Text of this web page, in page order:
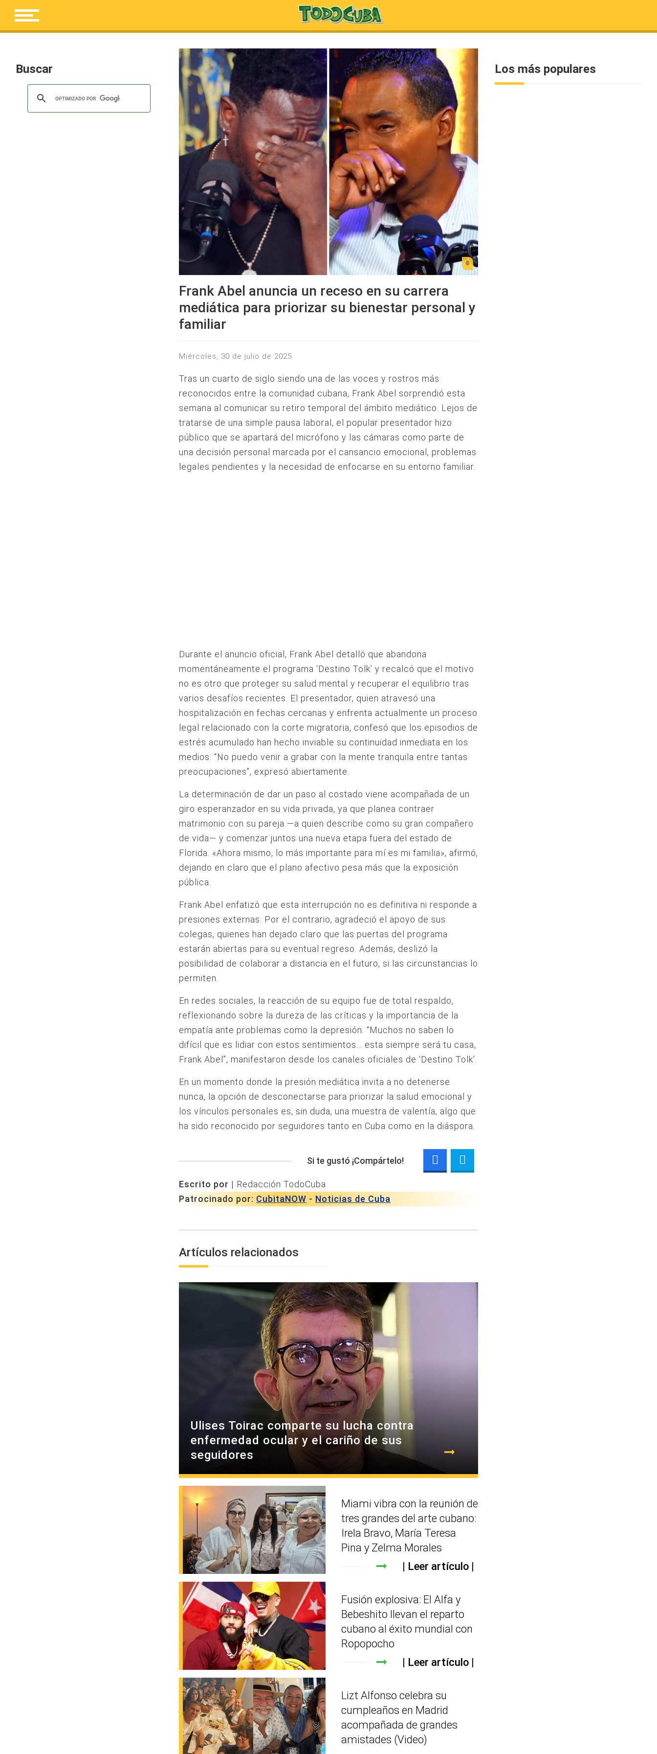
Buscar
Frank Abel anuncia un receso en su carrera
mediática para priorizar su bienestar personal y
familiar
miércoles, 30 de julio de 2025
Tras un cuarto de siglo siendo una de las voces y rostros más
reconocidos entre la comunidad cubana, Frank Abel sorprendió esta
semana al comunicar su retiro temporal del ámbito mediático. Lejos de
tratarse de una simple pausa laboral, el popular presentador hizo
público que se apartará del micrófono y las cámaras como parte de
una decisión personal marcada por el cansancio emocional, problemas
legales pendientes y la necesidad de enfocarse en su entorno familiar.
Durante el anuncio oficial, Frank Abel detalló que abandona
momentáneamente el programa ‘Destino Tolk’ y recalcó que el motivo
no es otro que proteger su salud mental y recuperar el equilibrio tras
varios desafíos recientes. El presentador, quien atravesó una
hospitalización en fechas cercanas y enfrenta actualmente un proceso
legal relacionado con la corte migratoria, confesó que los episodios de
estrés acumulado han hecho inviable su continuidad inmediata en los
medios: “No puedo venir a grabar con la mente tranquila entre tantas
preocupaciones”, expresó abiertamente.
La determinación de dar un paso al costado viene acompañada de un
giro esperanzador en su vida privada, ya que planea contraer
matrimonio con su pareja —a quien describe como su gran compañero
de vida— y comenzar juntos una nueva etapa fuera del estado de
Florida. «Ahora mismo, lo más importante para mí es mi familia», afirmó,
dejando en claro que el plano afectivo pesa más que la exposición
pública.
Frank Abel enfatizó que esta interrupción no es definitiva ni responde a
presiones externas. Por el contrario, agradeció el apoyo de sus
colegas, quienes han dejado claro que las puertas del programa
estarán abiertas para su eventual regreso. Además, deslizó la
posibilidad de colaborar a distancia en el futuro, si las circunstancias lo
permiten.
En redes sociales, la reacción de su equipo fue de total respaldo,
reflexionando sobre la dureza de las críticas y la importancia de la
empatía ante problemas como la depresión. “Muchos no saben lo
difícil que es lidiar con estos sentimientos… esta siempre será tu casa,
Frank Abel”, manifestaron desde los canales oficiales de ‘Destino Tolk’.
En un momento donde la presión mediática invita a no detenerse
nunca, la opción de desconectarse para priorizar la salud emocional y
los vínculos personales es, sin duda, una muestra de valentía, algo que
ha sido reconocido por seguidores tanto en Cuba como en la diáspora.
Si te gustó ¡Compártelo!
Escrito por | Redacción TodoCuba
Patrocinado por: CubitaNOW - Noticias de Cuba
Artículos relacionados
Ulises Toirac comparte su lucha contra
enfermedad ocular y el cariño de sus
seguidores
Miami vibra con la reunión de
tres grandes del arte cubano:
Irela Bravo, María Teresa
Pina y Zelma Morales
Leer artículo
Fusión explosiva: El Alfa y
Bebeshito llevan el reparto
cubano al éxito mundial con
Ropopocho
Leer artículo
Lizt Alfonso celebra su
cumpleaños en Madrid
acompañada de grandes
amistades (Video)
Los más populares